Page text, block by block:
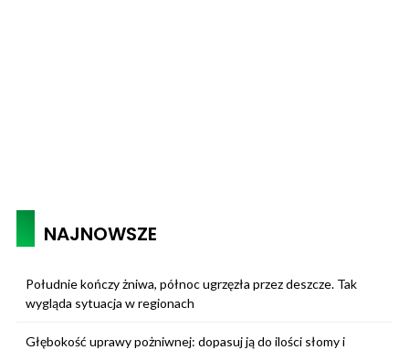
NAJNOWSZE
Południe kończy żniwa, północ ugrzęzła przez deszcze. Tak
wygląda sytuacja w regionach
Głębokość uprawy pożniwnej: dopasuj ją do ilości słomy i